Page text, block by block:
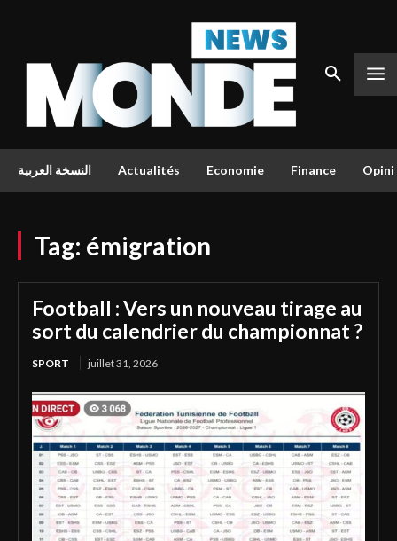
النسخة العربية Actualités Economie Finance
Tag: émigration
Football : Vers un nouveau tirage au
sort du calendrier du championnat ?
SPORT juillet 31, 2026